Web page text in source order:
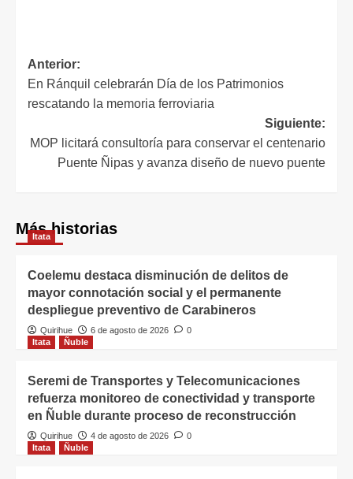
Anterior:
En Ránquil celebrarán Día de los Patrimonios
rescatando la memoria ferroviaria
Siguiente:
MOP licitará consultoría para conservar el centenario
Puente Ñipas y avanza diseño de nuevo puente
Más historias
Itata
Coelemu destaca disminución de delitos de
mayor connotación social y el permanente
despliegue preventivo de Carabineros
Quirihue 6 de agosto de 2026
0
Itata
Ñuble
Seremi de Transportes y Telecomunicaciones
refuerza monitoreo de conectividad y transporte
en Ñuble durante proceso de reconstrucción
Quirihue 4 de agosto de 2026
0
Itata
Ñuble